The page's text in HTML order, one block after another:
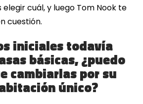
elegir cuál, y luego Tom Nook te
cuestión.
iniciales todavía
básicas, ¿puedo
cambiarlas por su
único?